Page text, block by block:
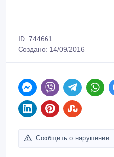
ID: 744661
Создано: 14/09/2016
Сообщить о нарушении